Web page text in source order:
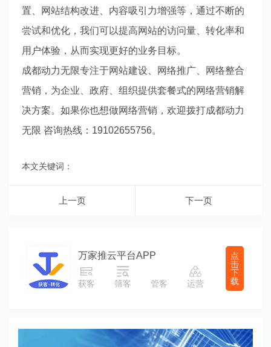
置、网站结构改进、内容吸引力增强等，通过不断的
尝试和优化，我们可以提高网站的访问量、转化率和
用户体验，从而实现更好的业务目标。
成都动力无限专注于网站建设、网络推广、网络整合
营销，为企业、政府、组织提供套餐式的网络营销解
决方案。如果你也想做网络营销，欢迎拨打成都动力
无限 咨询热线：19102655756。
本文关键词：
上一页 下一页
万家推云平台APP
获客 筛客 管客 运营
点
击
下
载